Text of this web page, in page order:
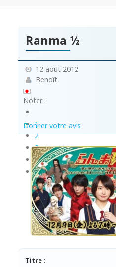
Ranma ½
12 août 2012
Benoît
Noter :
1
2
3
4
5
Donner votre avis
Titre :